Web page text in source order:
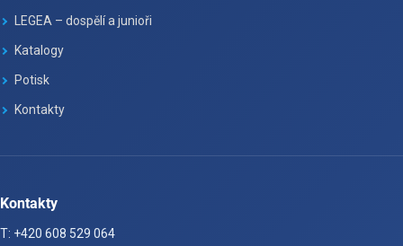
LEGEA – dospělí a junioři
Katalogy
Potisk
Kontakty
Kontakty
T: +420 608 529 064